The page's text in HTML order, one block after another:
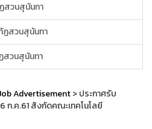
สวนสุนันทา
ฏสวนสุนันทา
สวนสุนันทา
Advertisement> ประกาศรับ
ก.ค.61 สังกัดคณะเทคโนโลยี